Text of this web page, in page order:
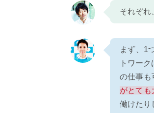
それぞれ
まず、1
トワー
の仕事も
がとても
働けたり